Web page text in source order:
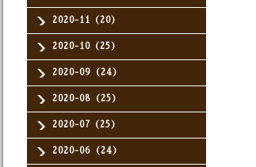
2020-11（20）
2020-10（25）
2020-09（24）
2020-08（25）
2020-07（25）
2020-06（24）